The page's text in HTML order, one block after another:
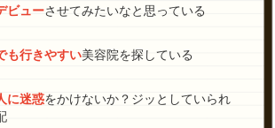
ビューさせてみたいなと思っている
も行きやすい美容院を探している
に迷惑をかけないか？ジッとしていられ